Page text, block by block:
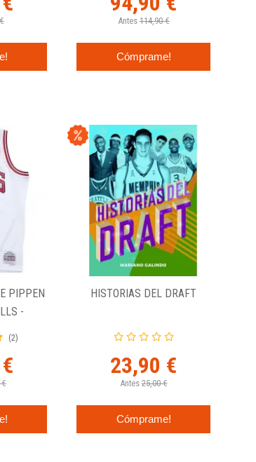
Antes 114,90 €
Cómprame!
PIPPEN
-
(2)
€
HISTORIAS DEL DRAFT
23,90 €
Antes 25,00 €
Cómprame!